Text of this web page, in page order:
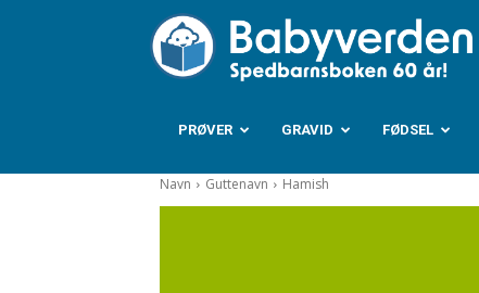
PRØVER GRAVID FØDSEL
Navn Guttenavn Hamish